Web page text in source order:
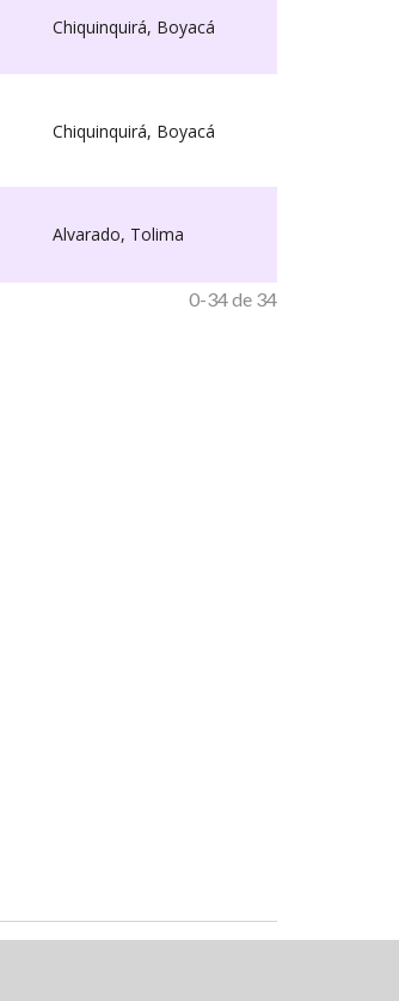
Chiquinquirá, Boyacá
Chiquinquirá, Boyacá
Alvarado, Tolima
0-34 de 34